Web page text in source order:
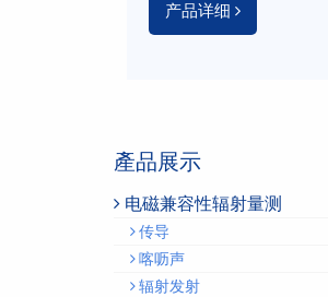
产品详细
產品展示
电磁兼容性辐射量测
传导
喀呖声
辐射发射